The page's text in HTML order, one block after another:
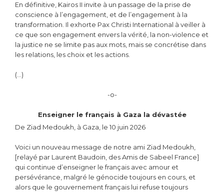
En définitive, Kairos II invite à un passage de la prise de
conscience à l’engagement, et de l’engagement à la
transformation. Il exhorte Pax Christi International à veiller à
ce que son engagement envers la vérité, la non-violence et
la justice ne se limite pas aux mots, mais se concrétise dans
les relations, les choix et les actions.
(…)
-o-
Enseigner le français à Gaza la dévastée
De Ziad Medoukh, à Gaza, le 10 juin 2026
Voici un nouveau message de notre ami Ziad Medoukh,
[relayé par Laurent Baudoin, des Amis de Sabeel France]
qui continue d’enseigner le français avec amour et
persévérance, malgré le génocide toujours en cours, et
alors que le gouvernement français lui refuse toujours